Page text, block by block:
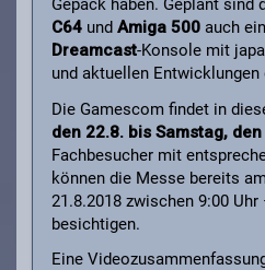
Gepäck haben. Geplant sind
C64und Amiga 500auch ein
Dreamcast-Konsole mit
und aktuellen Entwicklungen
Die Gamescom findet in
den 22.8. bis Samstag,
Fachbesucher mit
können die Messe bereits
21.8.2018 zwischen 9:00 Uhr
besichtigen.
Eine